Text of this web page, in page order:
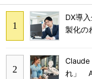
DX導
製化の
Claude
れ」